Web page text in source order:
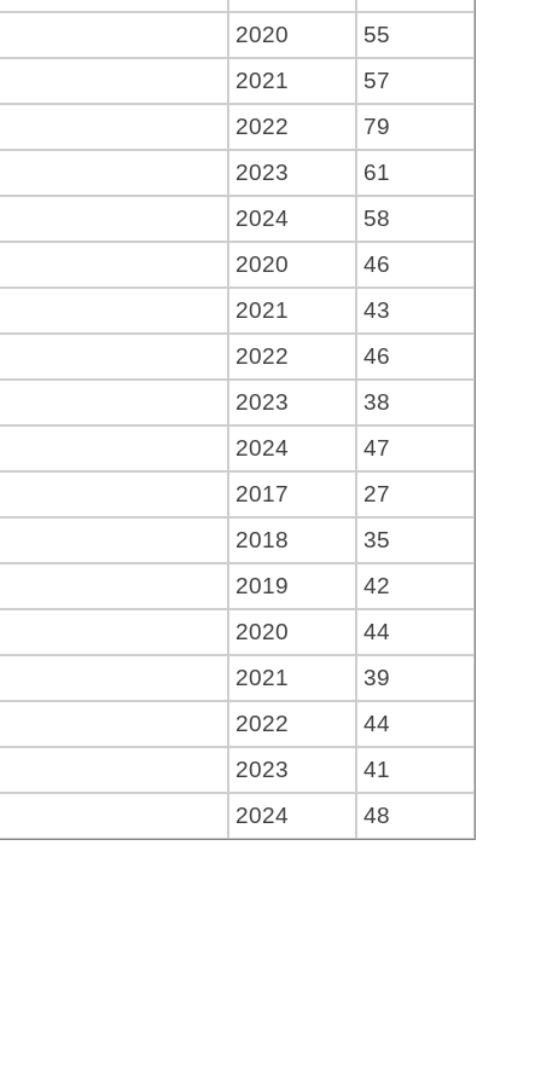
2020
55
2021
57
2022
79
2023
61
2024
58
2020
46
2021
43
2022
46
2023
38
2024
47
2017
27
2018
35
2019
42
2020
44
2021
39
2022
44
2023
41
2024
48